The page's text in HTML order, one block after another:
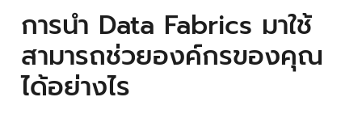
การนำ Data Fabrics มาใช้
สามารถช่วยองค์กรของคุณ
ได้อย่างไร